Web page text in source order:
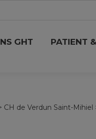
GHT PATIENT
CH de Verdun Saint-Mihiel